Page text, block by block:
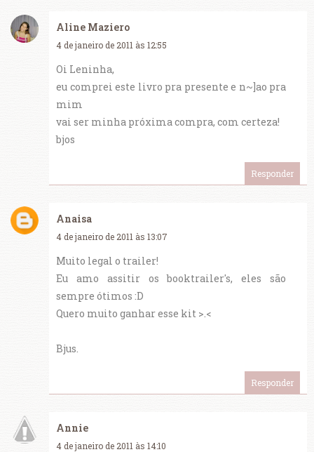
Aline Maziero
4 de janeiro de 2011 às 12:55
Oi Leninha,
eu comprei este livro pra presente e n~]ao pra
mim
vai ser minha próxima compra, com certeza!
bjos
Responder
Anaisa
4 de janeiro de 2011 às 13:07
Muito legal o trailer!
Eu amo assitir os booktrailer's, eles são
sempre ótimos :D
Quero muito ganhar esse kit >.<
Bjus.
Responder
Annie
4 de janeiro de 2011 às 14:10